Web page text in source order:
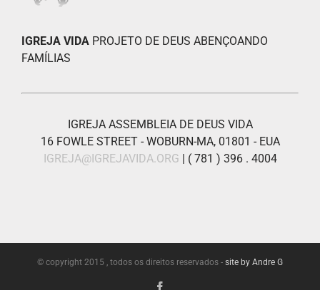
IGREJA VIDA PROJETO DE DEUS ABENÇOANDO
FAMÍLIAS
IGREJA ASSEMBLEIA DE DEUS VIDA
16 FOWLE STREET - WOBURN-MA, 01801 - EUA
IGREJA@IGREJAVIDA.ORG | ( 781 ) 396 . 4004
© copyright 2015 , todos os direitos reservados - site by Andre G